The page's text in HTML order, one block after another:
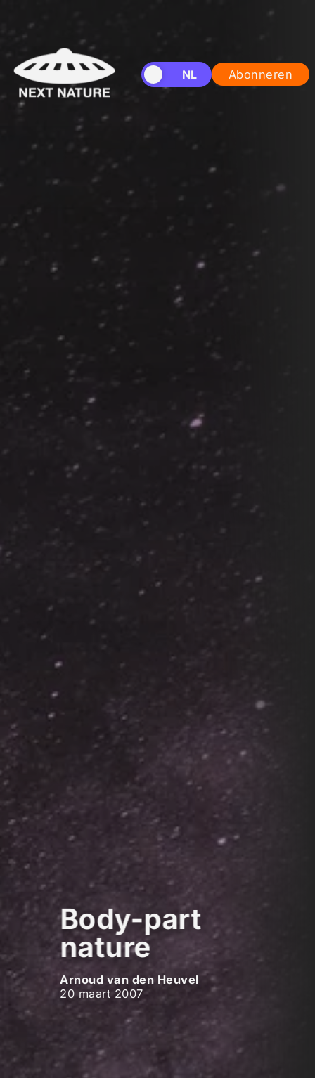
EN NL Abonneren
Body-part
nature
Arnoud van den Heuvel
20 maart 2007